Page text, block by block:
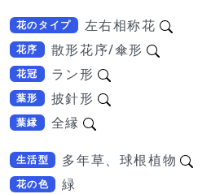
花のタイプ 左右相称花
花序 散形花序/傘形
花冠 ラン形
葉形 披針形
葉縁 全縁
生活型 多年草、球根植物
花の色 緑